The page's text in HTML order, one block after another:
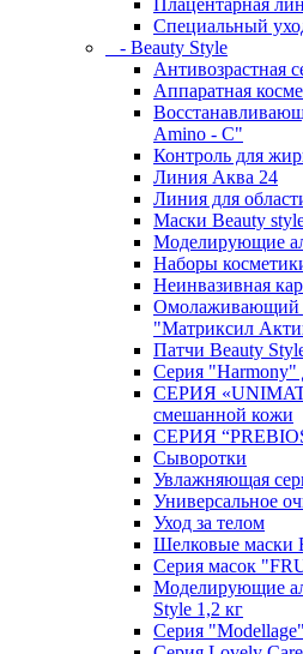
Плацентарная
Специальный
- Beauty Style
Антивозрастная
Аппаратная
Amino - C"
Контроль для
Линия Аква 24
Линия для
Маски Beauty
Моделирующие
Наборы
Неинвазивная
Омолаживающий
"Матриксил
Патчи Beauty
Серия "Harmony"
СЕРИЯ
смешанной кожи
СЕРИЯ
Сыворотки
Увлажняющая
Универсальное
Уход за телом
Шелковые маски
Серия масок
Моделирующие
Style 1,2 кг
Серия "Modellage"